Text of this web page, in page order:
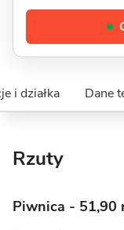
i działka Dane
Rzuty
Piwnica - 51,90